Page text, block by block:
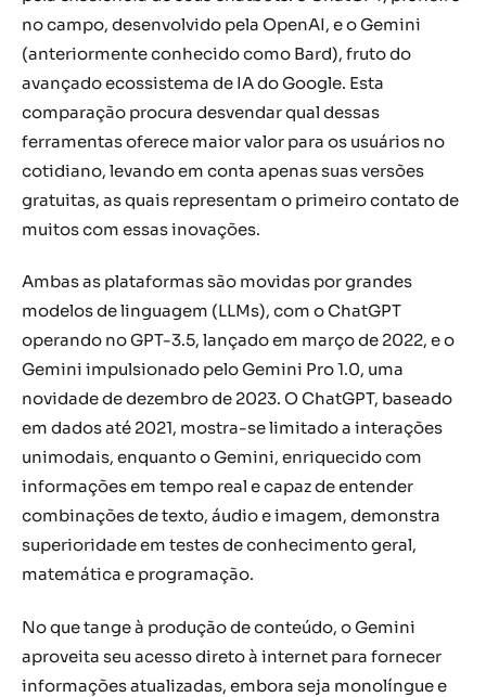
no campo, desenvolvido pela OpenAI, e o Gemini
(anteriormente conhecido como Bard), fruto do
avançado ecossistema de IA do Google. Esta
comparação procura desvendar qual dessas
ferramentas oferece maior valor para os usuários no
cotidiano, levando em conta apenas suas versões
gratuitas, as quais representam o primeiro contato de
muitos com essas inovações.
Ambas as plataformas são movidas por grandes
modelos de linguagem (LLMs), com o ChatGPT
operando no GPT-3.5, lançado em março de 2022, e o
Gemini impulsionado pelo Gemini Pro 1.0, uma
novidade de dezembro de 2023. O ChatGPT, baseado
em dados até 2021, mostra-se limitado a interações
unimodais, enquanto o Gemini, enriquecido com
informações em tempo real e capaz de entender
combinações de texto, áudio e imagem, demonstra
superioridade em testes de conhecimento geral,
matemática e programação.
No que tange à produção de conteúdo, o Gemini
aproveita seu acesso direto à internet para fornecer
informações atualizadas, embora seja monolíngue e